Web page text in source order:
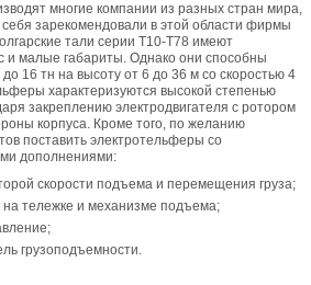
многие компании из разных стран мира,
зарекомендовали в этой области фирмы
тали серии Т10-Т78 имеют
и малые габариты. Однако они способны
16 тн на высоту от 6 до 36 м со скоростью 4
характеризуются высокой степенью
закреплению электродвигателя с ротором
корпуса. Кроме того, по желанию
поставить электротельферы со
дополнениями:
скорости подъема и перемещения груза;
на тележке и механизме подъема;
грузоподъемности.